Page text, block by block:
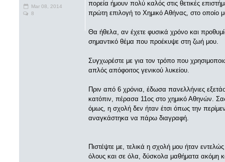
Mar 08, 2014
8
πορεία ήμουν πολύ καλός στις θετικές
πρώτη επιλογή το Χημικό Αθήνας, στο οποίο
Θα ήθελα, αν έχετε φυσικά χρόνο και
σημαντικό θέμα που προέκυψε στη ζωή μου.
Συγχωρέστε με για τον τρόπο που
απλός απόφοιτος γενικού λυκείου.
Πριν από 6 χρόνια, έδωσα πανελλήνιες
κατόπιν, πέρασα 11ος στο χημικό Αθηνών.
όμως, η σχολή δεν ήταν έτσι όπως την
αναγκάστηκα να πάρω διαγραφή.
Πιστέψτε με, τελικά η σχολή μου ήταν
όλους και σε όλα, δύσκολα μαθήματα ακόμη